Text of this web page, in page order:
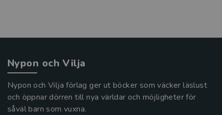
Nypon och Vilja
Nypon och Vilja förlag ger ut böcker som väcker läslust
och öppnar dörren till nya världar och möjligheter för
såväl barn som vuxna.